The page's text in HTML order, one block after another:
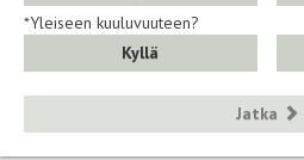
*Yleiseen kuuluvuuteen?
Kyllä
Jatka